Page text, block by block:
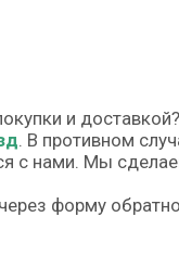
и
. В противном
с нами. Мы
форму